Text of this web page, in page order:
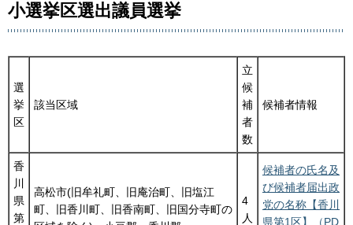
小選挙区選出議員選挙
選
挙
区
該当区域
立
候
補
者
数
候補者情報
香
川
県
第
高松市(旧牟礼町、旧庵治町、旧塩江
町、旧香川町、旧香南町、旧国分寺町の
4
人
候補者の氏名及
び候補者届出政
党の名称【香川
県第1区】（PD